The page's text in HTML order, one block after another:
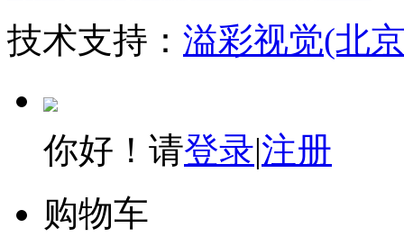
技术支持： 溢彩视觉(北
你好！请登录|注册
购物车